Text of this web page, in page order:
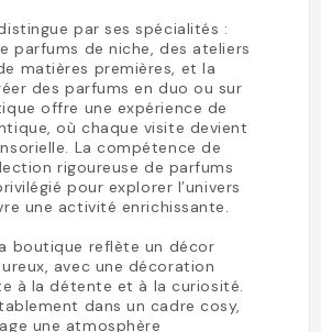
par ses spécialités :
parfums de niche, des ateliers
matières premières, et la
des parfums en duo ou sur
offre une expérience de
où chaque visite devient
La compétence de
rigoureuse de parfums
pour explorer l’univers
une activité enrichissante.
boutique reflète un décor
avec une décoration
à la détente et à la curiosité.
dans un cadre cosy,
une atmosphère